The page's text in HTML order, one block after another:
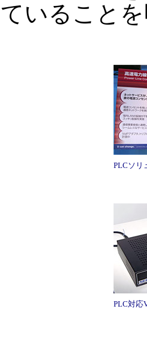
ていること
PLCソリ
PLC対応